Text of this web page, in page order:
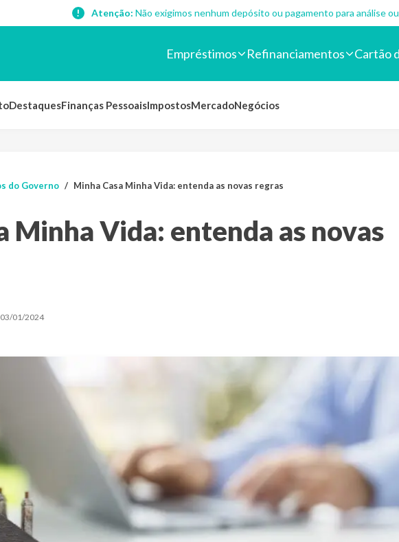
Atenção: Não exigimos nenhum depósito ou pagamento para análise
Empréstimos Refinanciamentos Cartão
DestaquesFinanças PessoaisImpostosMercadoNegócios
do Governo Minha Casa Minha Vida: entenda as novas regras
Minha Vida: entenda as novas
03/01/2024